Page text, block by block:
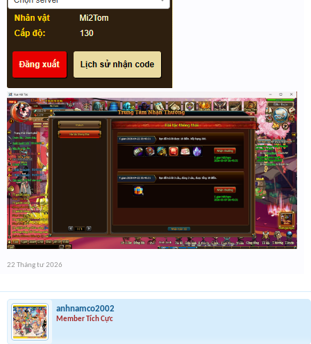
22 Tháng tư 2026
anhnamco2002
Member Tích Cực